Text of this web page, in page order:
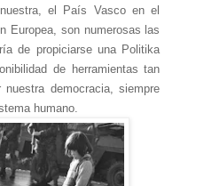
el País Vasco en el
Europea, son numerosas las
de propiciarse una Politika
de herramientas tan
nuestra democracia, siempre
humano.